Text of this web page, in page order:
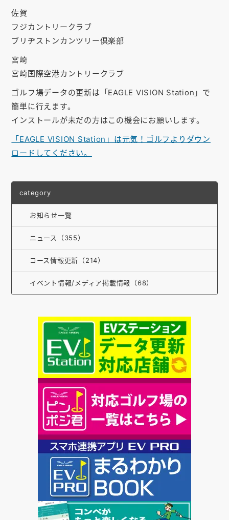
佐賀
フジカントリークラブ
ブリヂストンカンツリー倶楽部
宮崎
宮崎国際空港カントリークラブ
ゴルフ場データの更新は「EAGLE VISION Station」で
簡単に行えます。
インストールが未だの方はこの機会にお願いします。
「EAGLE VISION Station」は元気！ゴルフよりダウン
ロードしてください。
category
お知らせ一覽
ニュース（355）
コース情報更新（214）
イベント情報/メディア掲載情報（68）